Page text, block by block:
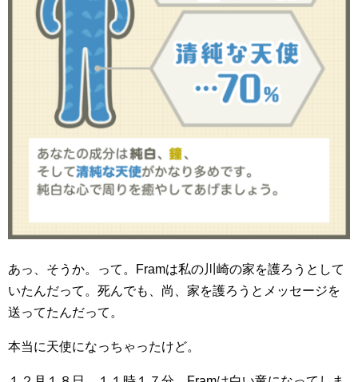
あっ、そうか。って。Framは私の川崎の家を護ろうとして
いたんだって。死んでも、尚、家を護ろうとメッセージを
送ってたんだって。
本当に天使になっちゃったけど。